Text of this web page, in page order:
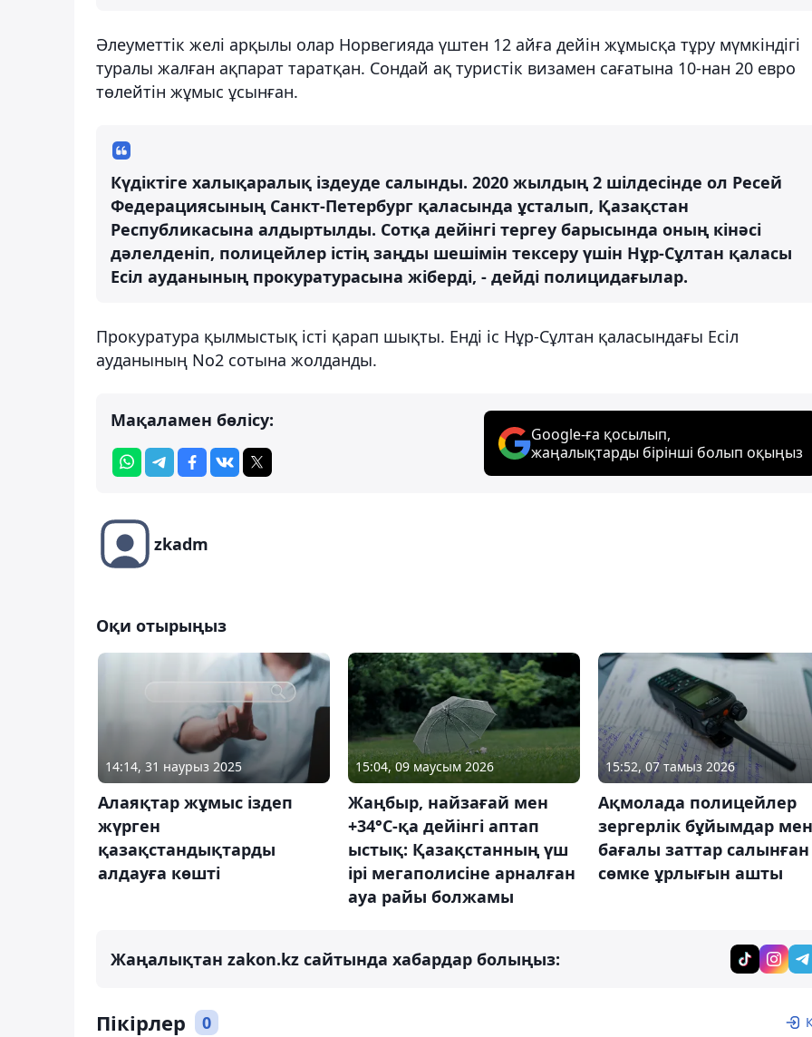
Әлеуметтік желі арқылы олар Норвегияда үштен 12 айға дейін жұмысқа тұру мүмкіндігі
туралы жалған ақпарат таратқан. Сондай ақ туристік визамен сағатына 10-нан 20 евро
төлейтін жұмыс ұсынған.
Күдіктіге халықаралық іздеуде салынды. 2020 жылдың 2 шілдесінде ол Ресей
Федерациясының Санкт-Петербург қаласында ұсталып, Қазақстан
Республикасына алдыртылды. Сотқа дейінгі тергеу барысында оның кінәсі
дәлелденіп, полицейлер істің заңды шешімін тексеру үшін Нұр-Сұлтан қаласы
Есіл ауданының прокуратурасына жіберді, - дейді полицидағылар.
Прокуратура қылмыстық істі қарап шықты. Енді іс Нұр-Сұлтан қаласындағы Есіл
ауданының No2 сотына жолданды.
Мақаламен бөлісу:
Google-ға қосылып,
жаңалықтарды бірінші болып оқыңыз
zkadm
Оқи отырыңыз
14:14, 31 наурыз 2025
Алаяқтар жұмыс іздеп
жүрген
қазақстандықтарды
алдауға көшті
15:04, 09 маусым 2026
Жаңбыр, найзағай мен
+34°С-қа дейінгі аптап
ыстық: Қазақстанның үш
ірі мегаполисіне арналған
ауа райы болжамы
15:52, 07 тамыз 2026
Ақмолада полицейлер
зергерлік бұйымдар мен
бағалы заттар салынған
сөмке ұрлығын ашты
Жаңалықтан zakon.kz сайтында хабардар болыңыз:
Пікірлер 0